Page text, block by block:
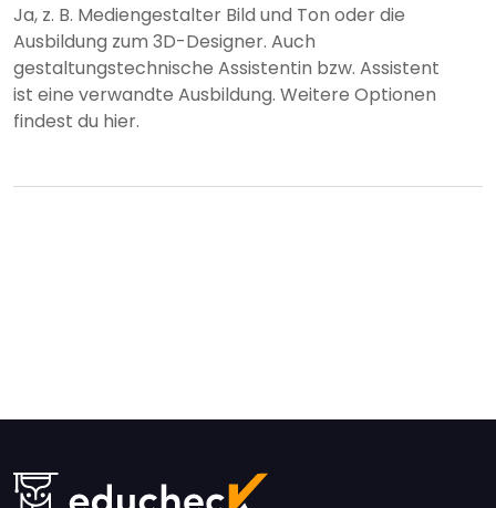
Ja, z. B. Mediengestalter Bild und Ton oder die
Ausbildung zum 3D-Designer. Auch
gestaltungstechnische Assistentin bzw. Assistent
ist eine verwandte Ausbildung. Weitere Optionen
findest du hier.